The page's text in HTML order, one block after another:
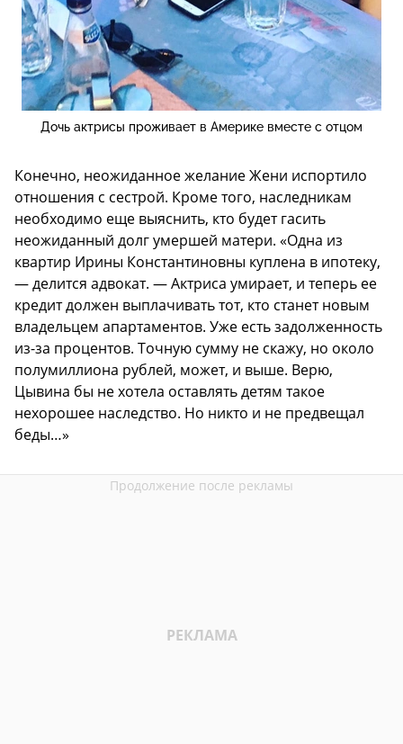
Дочь актрисы проживает в Америке вместе с отцом
Конечно, неожиданное желание Жени испортило
отношения с сестрой. Кроме того, наследникам
необходимо еще выяснить, кто будет гасить
неожиданный долг умершей матери. «Одна из
квартир Ирины Константиновны куплена в ипотеку,
— делится адвокат. — Актриса умирает, и теперь ее
кредит должен выплачивать тот, кто станет новым
владельцем апартаментов. Уже есть задолженность
из-за процентов. Точную сумму не скажу, но около
полумиллиона рублей, может, и выше. Верю,
Цывина бы не хотела оставлять детям такое
нехорошее наследство. Но никто и не предвещал
беды…»